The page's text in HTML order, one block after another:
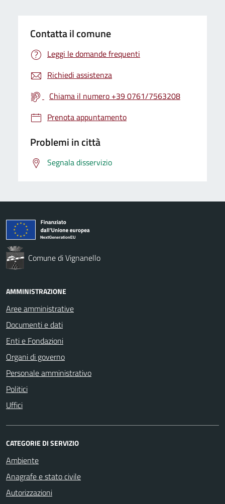
Contatta il comune
Leggi le domande frequenti
Richiedi assistenza
Chiama il numero +39 0761/7563208
Prenota appuntamento
Problemi in città
Segnala disservizio
Comune di Vignanello
AMMINISTRAZIONE
Aree amministrative
Documenti e dati
Enti e Fondazioni
Organi di governo
Personale amministrativo
Politici
Uffici
CATEGORIE DI SERVIZIO
Ambiente
Anagrafe e stato civile
Autorizzazioni